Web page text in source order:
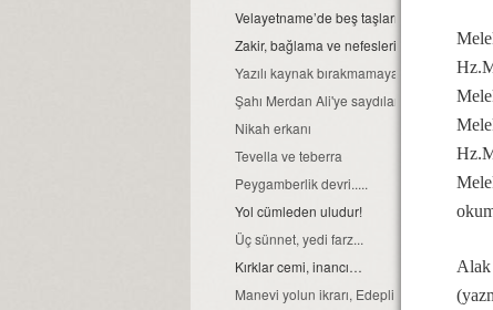
Velayetname’de beş taşların şahitliği
Zakir, bağlama ve nefeslerin, anlam ile
Yazılı kaynak bırakmamaya özen
Şahı Merdan Ali'ye saydılar bizi...
Nikah erkanı
Tevella ve teberra
Peygamberlik devri.....
Yol cümleden uludur!
Üç sünnet, yedi farz...
Kırklar cemi, inancı…
Manevi yolun ikrarı, Edepli olmaktır.
Alak